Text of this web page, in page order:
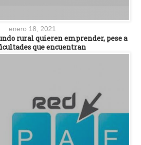
enero 18, 2021
rural quieren emprender, pese a
que encuentran